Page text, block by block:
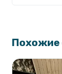
Закрытая
Похожие